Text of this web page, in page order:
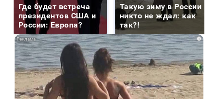
Где будет встреча
президентов США и
России: Европа?
Такую зиму в России
никто не ждал: как
так?!
i